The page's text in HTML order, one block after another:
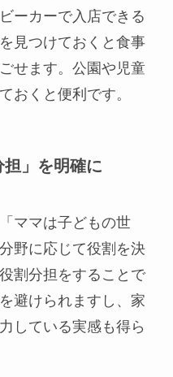
ーカーで入店できる
見つけておくと食事
せます。公園や児童
おくと便利です。
」を明確に
ママは子どもの世
野に応じて役割を決
割分担をすることで
避けられますし、家
している実感も得ら